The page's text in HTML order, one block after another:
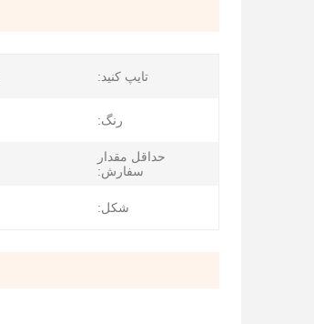
تایپ کنید:
رنگ:
حداقل مقدار
سفارش:
شکل: